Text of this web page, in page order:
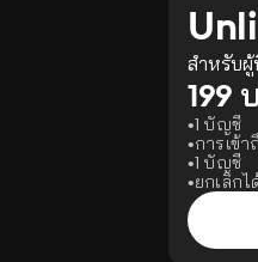
สำหรับผู้
199
1 บัญชี
การเข้
1 บัญชี
ยกเลิกไ